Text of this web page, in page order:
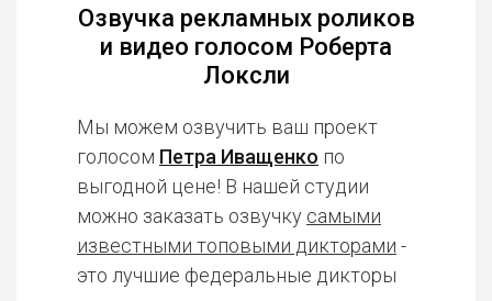
Озвучка рекламных роликов
и видео голосом Роберта
Локсли
Мы можем озвучить ваш проект
голосом Петра Иващенко по
выгодной цене! В нашей студии
можно заказать озвучку самыми
известными топовыми дикторами -
это лучшие федеральные дикторы